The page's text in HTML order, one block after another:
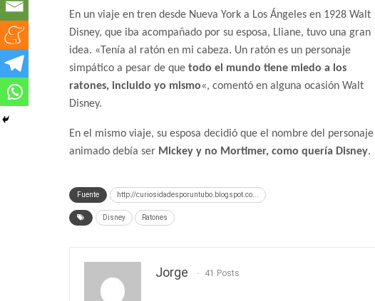
En un viaje en tren desde Nueva York a Los Ángeles en 1928 Walt
Disney, que iba acompañado por su esposa, Lliane, tuvo una gran
idea. «Tenía al ratón en mi cabeza. Un ratón es un personaje
simpático a pesar de que todo el mundo tiene miedo a los
ratones, incluido yo mismo«, comentó en alguna ocasión Walt
Disney.
En el mismo viaje, su esposa decidió que el nombre del personaje
animado debía ser Mickey y no Mortimer, como quería Disney.
Fuente http://curiosidadesporuntubo.blogspot.co...
Disney Ratones
Jorge 41 Posts